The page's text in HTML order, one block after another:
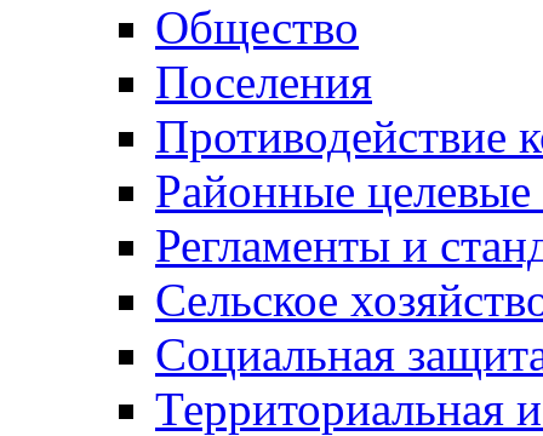
Общество
Поселения
Противодействие
Районные
Регламенты и
Сельское
Социальная
Территориальная